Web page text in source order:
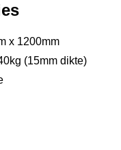
x 1200mm
(15mm dikte)